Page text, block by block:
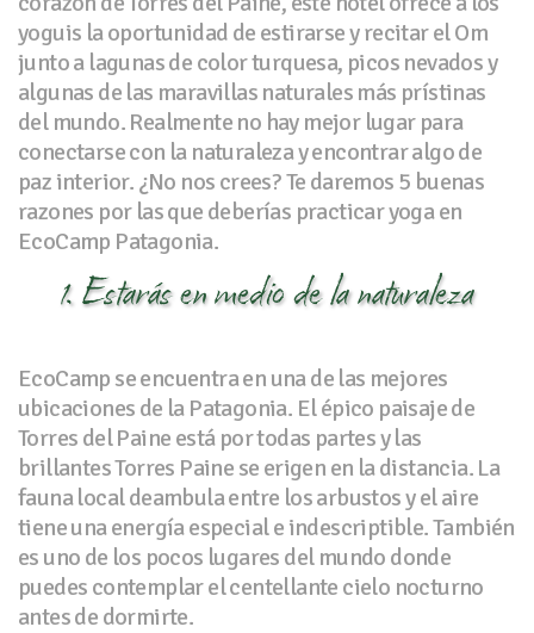
yoguis la oportunidad de estirarse y recitar el Om
junto a lagunas de color turquesa, picos nevados y
algunas de las maravillas naturales más prístinas
del mundo. Realmente no hay mejor lugar para
conectarse con la naturaleza y encontrar algo de
paz interior. ¿No nos crees? Te daremos 5 buenas
razones por las que deberías practicar yoga en
EcoCamp Patagonia.
1. Estarás en medio de la naturaleza
EcoCamp se encuentra en una de las mejores
ubicaciones de la Patagonia. El épico paisaje de
Torres del Paine está por todas partes y las
brillantes Torres Paine se erigen en la distancia. La
fauna local deambula entre los arbustos y el aire
tiene una energía especial e indescriptible. También
es uno de los pocos lugares del mundo donde
puedes contemplar el centellante cielo nocturno
antes de dormirte.